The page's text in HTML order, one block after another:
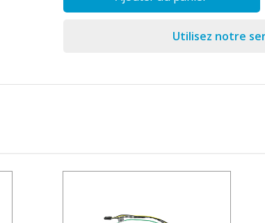
Utilisez notre